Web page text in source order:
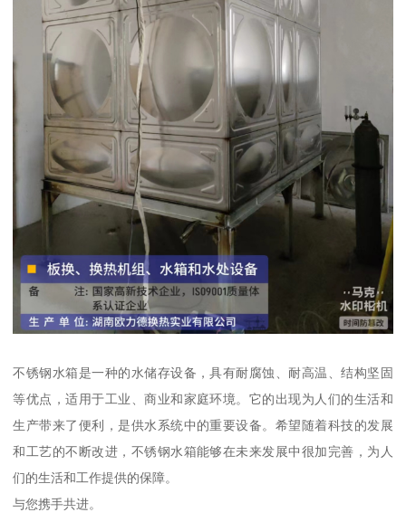
不锈钢水箱是一种的水储存设备，具有耐腐蚀、耐高温、结构坚固
等优点，适用于工业、商业和家庭环境。它的出现为人们的生活和
生产带来了便利，是供水系统中的重要设备。希望随着科技的发展
和工艺的不断改进，不锈钢水箱能够在未来发展中很加完善，为人
们的生活和工作提供的保障。
与您携手共进。